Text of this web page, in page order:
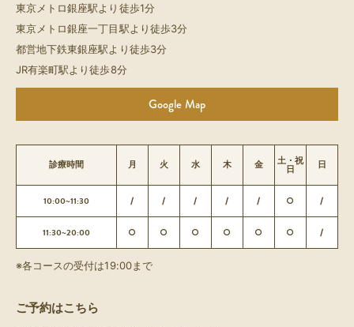
東京メトロ銀座駅より徒歩1分
東京メトロ銀座一丁目駅より徒歩3分
都営地下鉄東銀座駅より徒歩3分
JR有楽町駅より徒歩8分
Google Map
診療時間 月 火 水 木 金 土・祝
日 日
10:00~11:30 / / / / / ○ /
11:30~20:00 ○ ○ ○ ○ ○ ○ /
※各コースの受付は19:00まで
ご予約はこちら